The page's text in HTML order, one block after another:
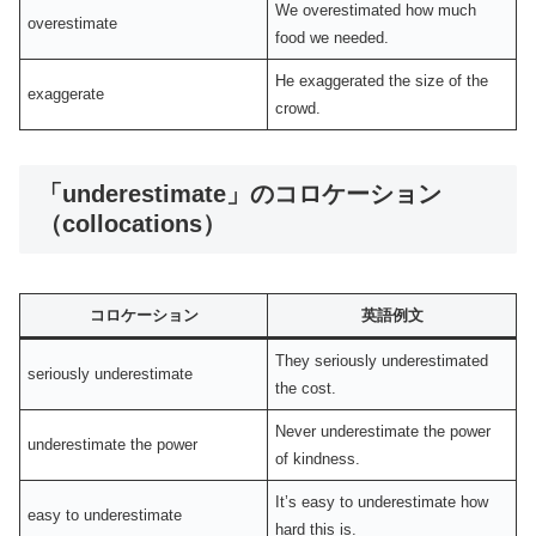
overestimate
We overestimated how much
food we needed.
exaggerate
He exaggerated the size of the
crowd.
「underestimate」のコロケーション
（collocations）
コロケーション 英語例文
seriously underestimate
They seriously underestimated
the cost.
underestimate the power
Never underestimate the power
of kindness.
easy to underestimate
It’s easy to underestimate how
hard this is.